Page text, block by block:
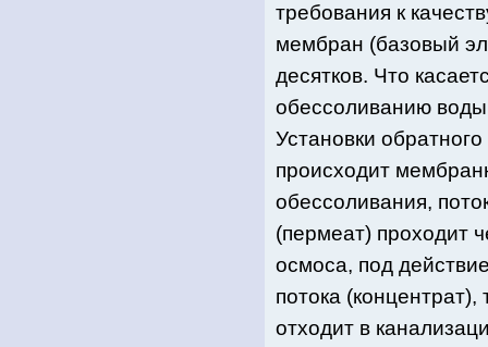
требования к
мембран (базовый
десятков. Что
обессоливанию
Установки
происходит
обессоливания,
(пермеат) проходит
осмоса, под
потока
отходит в